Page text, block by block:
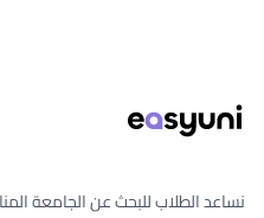
نساعد الطلاب للبحث عن الجامعة